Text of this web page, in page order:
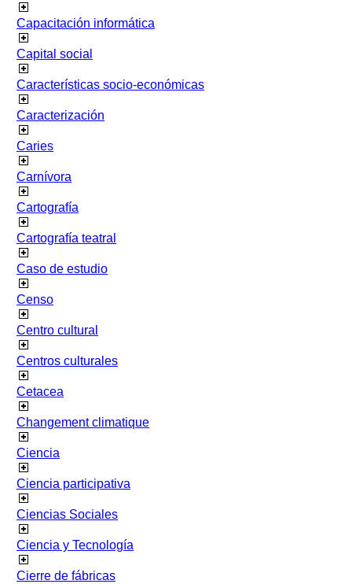
Capacitación informática
Capital social
Características socio-económicas
Caracterización
Caries
Carnívora
Cartografía
Cartografía teatral
Caso de estudio
Censo
Centro cultural
Centros culturales
Cetacea
Changement climatique
Ciencia
Ciencia participativa
Ciencias Sociales
Ciencia y Tecnología
Cierre de fábricas